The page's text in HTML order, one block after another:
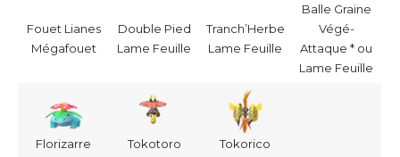
Fouet Lianes
Mégafouet
Double Pied
Lame Feuille
Tranch’Herbe
Lame Feuille
Balle Graine
Végé-
Attaque * ou
Lame Feuille
Florizarre Tokotoro Tokorico